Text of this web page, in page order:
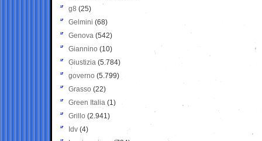
g8 (25)
Gelmini (68)
Genova (542)
Giannino (10)
Giustizia (5.784)
governo (5.799)
Grasso (22)
Green Italia (1)
Grillo (2.941)
Idv (4)